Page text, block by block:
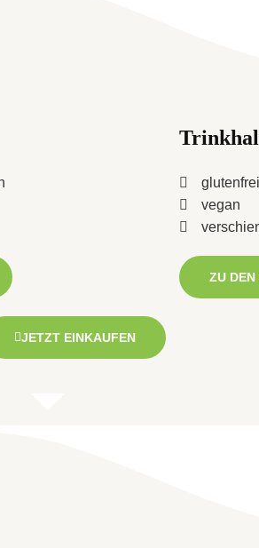
glutenfrei
vegan
ZU DEN
JETZT EINKAUFEN